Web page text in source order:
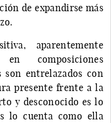
de expandirse más
aparentemente
composiciones
entrelazados con
presente frente a la
y desconocido es lo
lo cuenta como ella